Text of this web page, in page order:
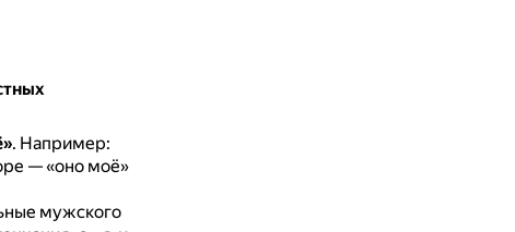
. Например:
— «оно моё»
мужского